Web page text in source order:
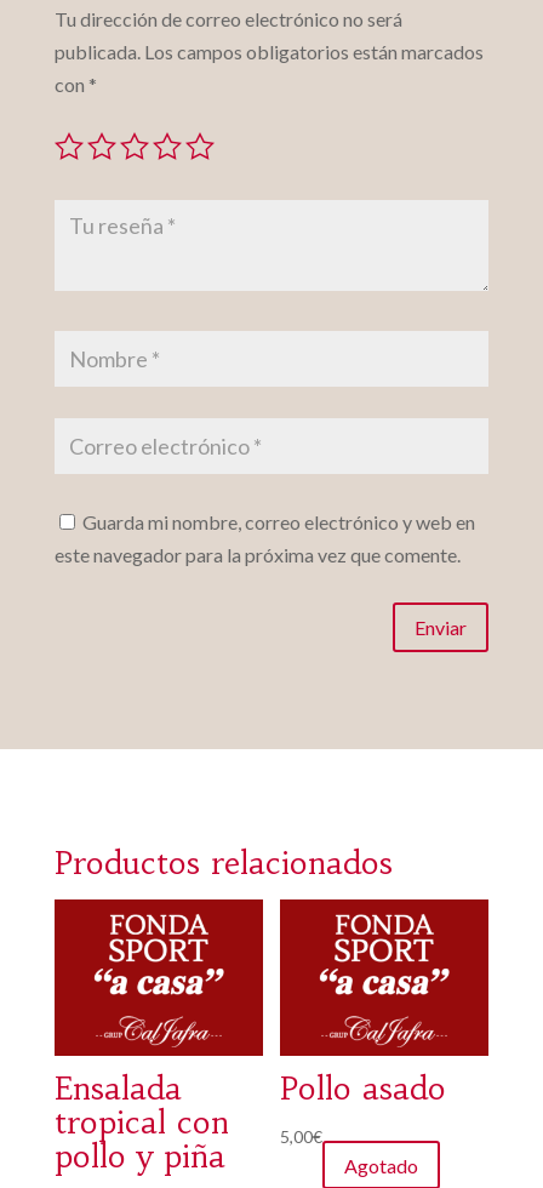
Tu dirección de correo electrónico no será
publicada. Los campos obligatorios están marcados
con *
Guarda mi nombre, correo electrónico y web en
este navegador para la próxima vez que comente.
Enviar
Productos relacionados
Ensalada
tropical con
pollo y piña
Pollo asado
5,00€
Agotado